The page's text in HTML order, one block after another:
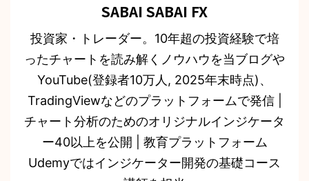
SABAI SABAI FX
投資家・トレーダー。10年超の投資経験で培
ったチャートを読み解くノウハウを当ブログや
YouTube(登録者10万人, 2025年末時点)、
TradingViewなどのプラットフォームで発信 |
チャート分析のためのオリジナルインジケータ
ー40以上を公開 | 教育プラットフォーム
Udemyではインジケーター開発の基礎コース